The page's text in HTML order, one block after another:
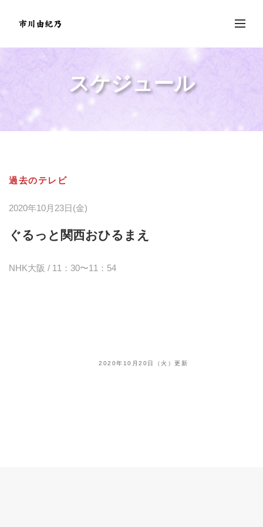
スケジュール
過去のテレビ
2020年10月23日(金)
ぐるっと関西おひるまえ
NHK大阪 / 11：30〜11：54
2020年10月20日（火）更新